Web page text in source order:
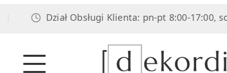
Dział Obsługi Klienta: pn-pt 8:00-17:00, sob